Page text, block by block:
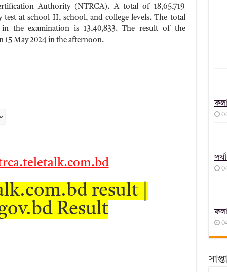
Authority (NTRCA). A total of 18,65,719
test at school II, school, and college levels. The total
the examination is 13,40,833. The result of the
15 May 2024 in the afternoon.
result |
Result